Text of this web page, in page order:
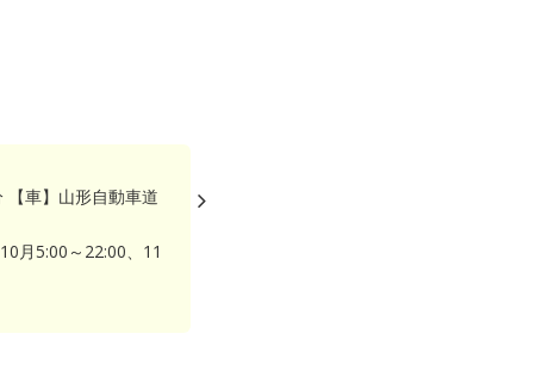
【車】山形自動車道
月5:00～22:00、11